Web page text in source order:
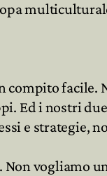
compito facile.
Ed i nostri
e strategie,
vogliamo